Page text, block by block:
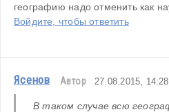
географию надо отменить как
Войдите, чтобы ответить
Ясенов Автор 27.08.2015, 14:28
В таком случае всю